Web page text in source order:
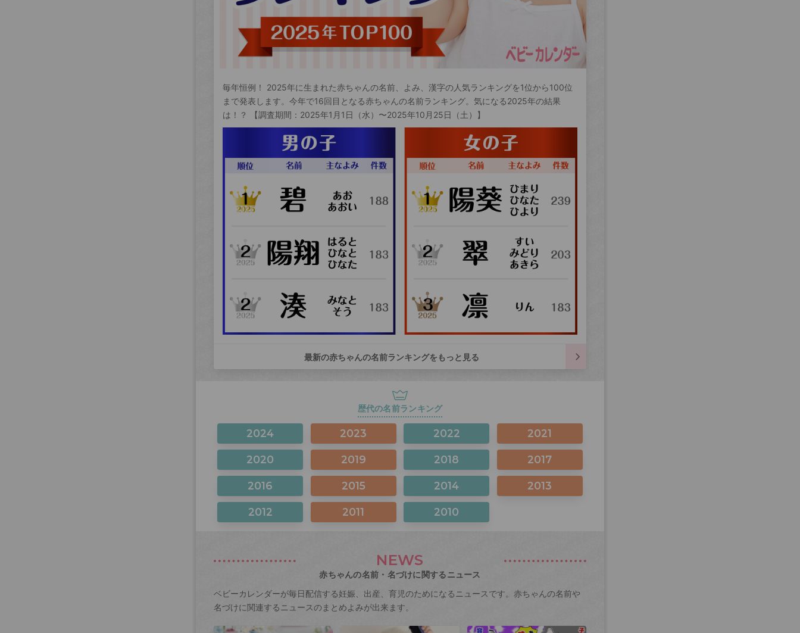
毎年恒例！ 2025年に生まれた赤ちゃんの名前、よみ、漢字の人気ランキングを1位から100位
まで発表します。今年で16回目となる赤ちゃんの名前ランキング。気になる2025年の結果
は！？ 【調査期間：2025年1月1日（水）〜2025年10月25日（土）】
最新の赤ちゃんの名前ランキングをもっと見る
歴代の名前ランキング
2024 2023 2022 2021
2020 2019 2018 2017
2016 2015 2014 2013
2012 2011 2010
NEWS
赤ちゃんの名前・名づけに関するニュース
ベビーカレンダーが毎日配信する妊娠、出産、育児のためになるニュースです。赤ちゃんの名前や
名づけに関連するニュースのまとめよみが出来ます。